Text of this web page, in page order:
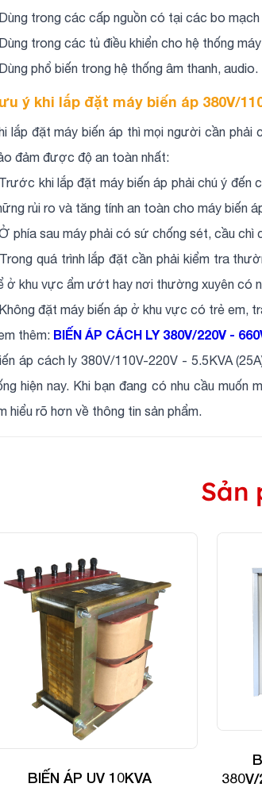
trong các cấp nguồn có tại các bo
trong các tủ điều khiển cho hệ thống
phổ biến trong hệ thống âm thanh, audio.
ý khi lắp đặt máy biến áp 380V/
lắp đặt máy biến áp thì mọi người cần phải
đảm được độ an toàn nhất:
khi lắp đặt máy biến áp phải chú ý đến
rủi ro và tăng tính an toàn cho máy biến
phía sau máy phải có sứ chống sét, cầu
quá trình lắp đặt cần phải kiểm tra
ở khu vực ẩm ướt hay nơi thường xuyên có
đặt máy biến áp ở khu vực có trẻ em,
thêm: BIẾN ÁP CÁCH LY 380V/220V -
áp cách ly 380V/110V-220V - 5.5KVA
hiện nay. Khi bạn đang có nhu cầu muốn
hiểu rõ hơn về thông tin sản phẩm.
Sản
BIẾN ÁP UV 10KVA